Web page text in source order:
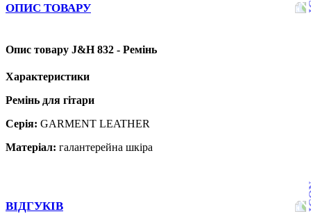
ОПИС ТОВАРУ
Опис товару J&H 832 - Ремінь
Характеристики
Ремінь для гітари
Серія: GARMENT LEATHER
Матеріал: галантерейна шкіра
ВІДГУКІВ